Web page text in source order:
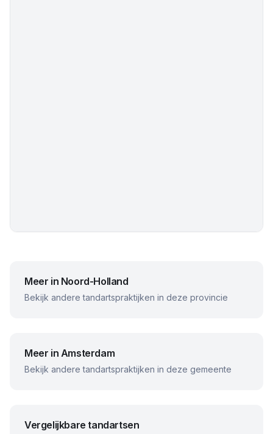
Meer in Noord-Holland
Bekijk andere tandartspraktijken in deze provincie
Meer in Amsterdam
Bekijk andere tandartspraktijken in deze gemeente
Vergelijkbare tandartsen